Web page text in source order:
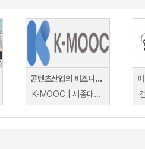
콘텐츠산업의 비즈니스 전략
K-MOOC | 세종대학교 한창완